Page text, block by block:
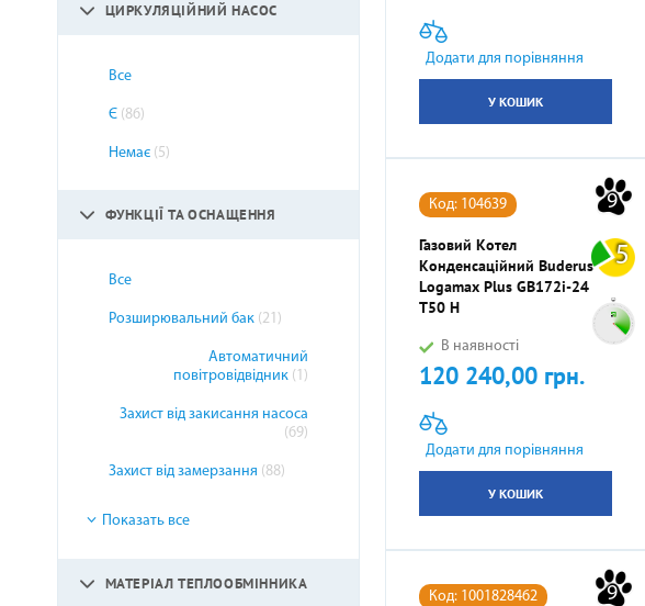
ЦИРКУЛЯЦІЙНИЙ НАСОС
Все
Є (86)
Немає (5)
ФУНКЦІЇ ТА ОСНАЩЕННЯ
Все
Розширювальний бак (21)
Автоматичний
повітровідвідник (1)
Захист від закисання насоса
(69)
Захист від замерзання (88)
Показать все
МАТЕРІАЛ ТЕПЛООБМІННИКА
Додати для порівняння
У КОШИК
9
5
Код: 104639
Газовий Котел
Конденсаційний Buderus
Logamax Plus GB172i-24
T50 H
В наявності
Ціна
120 240,00 грн.
Додати для порівняння
У КОШИК
9
Код: 1001828462